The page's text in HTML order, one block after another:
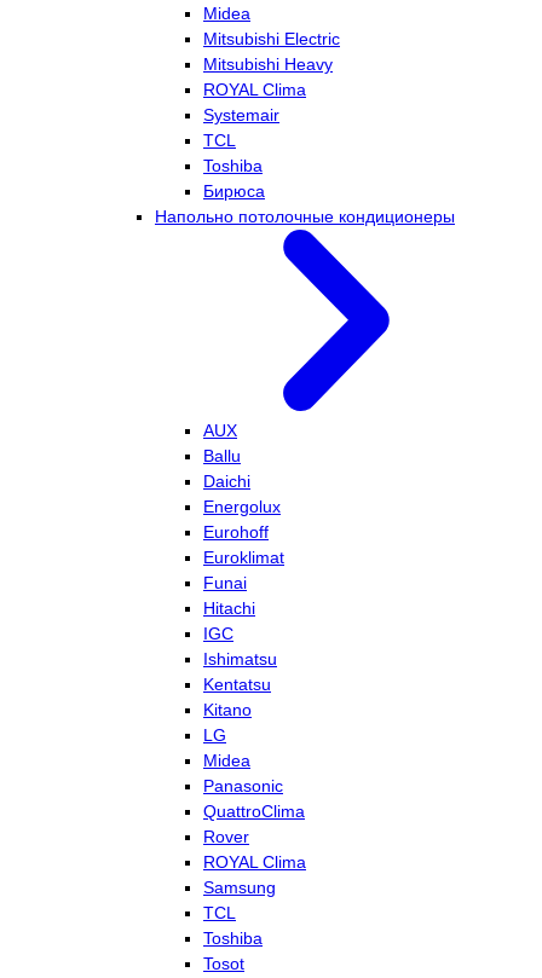
Midea
Mitsubishi Electric
Mitsubishi Heavy
ROYAL Clima
Systemair
TCL
Toshiba
Бирюса
Напольно потолочные кондиционеры
AUX
Ballu
Daichi
Energolux
Eurohoff
Euroklimat
Funai
Hitachi
IGC
Ishimatsu
Kentatsu
Kitano
LG
Midea
Panasonic
QuattroClima
Rover
ROYAL Clima
Samsung
TCL
Toshiba
Tosot